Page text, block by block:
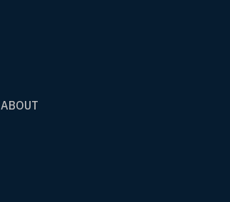
ABOUT